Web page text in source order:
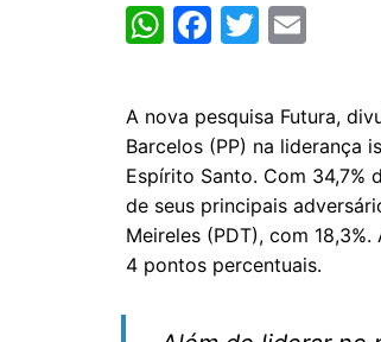
W
at
s
A
p
p
F
c
e
b
o
o
k
T
itt
er
ai
l
A nova pesquisa Futura,
Barcelos (PP) na liderança
Espírito Santo. Com 34,7%
de seus principais
Meireles (PDT), com
4 pontos percentuais.